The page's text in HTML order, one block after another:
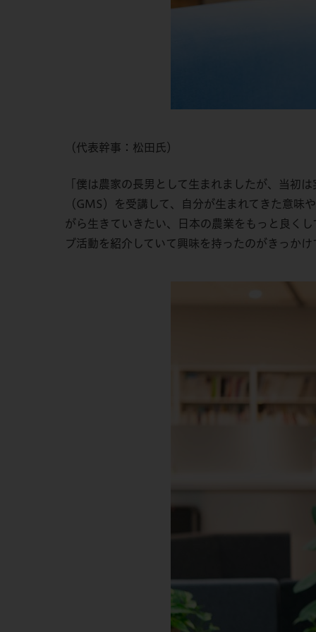
（代表幹事：松田氏）
「僕は農家の長男として生まれましたが、当初
（GMS）を受講して、自分が生まれてきた意
がら生きていきたい、日本の農業をもっと良く
ブ活動を紹介していて興味を持ったのがきっかけ